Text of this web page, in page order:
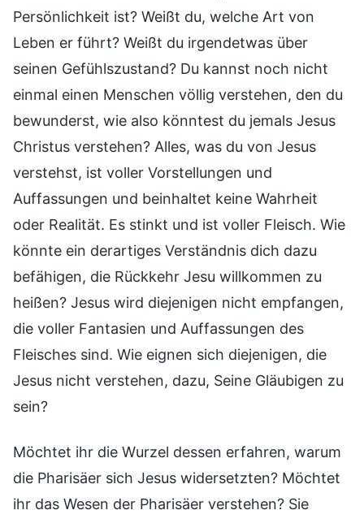
Persönlichkeit ist? Weißt du, welche Art von
Leben er führt? Weißt du irgendetwas über
seinen Gefühlszustand? Du kannst noch nicht
einmal einen Menschen völlig verstehen, den du
bewunderst, wie also könntest du jemals Jesus
Christus verstehen? Alles, was du von Jesus
verstehst, ist voller Vorstellungen und
Auffassungen und beinhaltet keine Wahrheit
oder Realität. Es stinkt und ist voller Fleisch. Wie
könnte ein derartiges Verständnis dich dazu
befähigen, die Rückkehr Jesu willkommen zu
heißen? Jesus wird diejenigen nicht empfangen,
die voller Fantasien und Auffassungen des
Fleisches sind. Wie eignen sich diejenigen, die
Jesus nicht verstehen, dazu, Seine Gläubigen zu
sein?
Möchtet ihr die Wurzel dessen erfahren, warum
die Pharisäer sich Jesus widersetzten? Möchtet
ihr das Wesen der Pharisäer verstehen? Sie